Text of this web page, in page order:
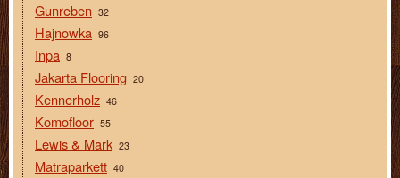
Gunreben 32
Hajnowka 96
Inpa 8
Jakarta Flooring 20
Kennerholz 46
Komofloor 55
Lewis & Mark 23
Matraparkett 40